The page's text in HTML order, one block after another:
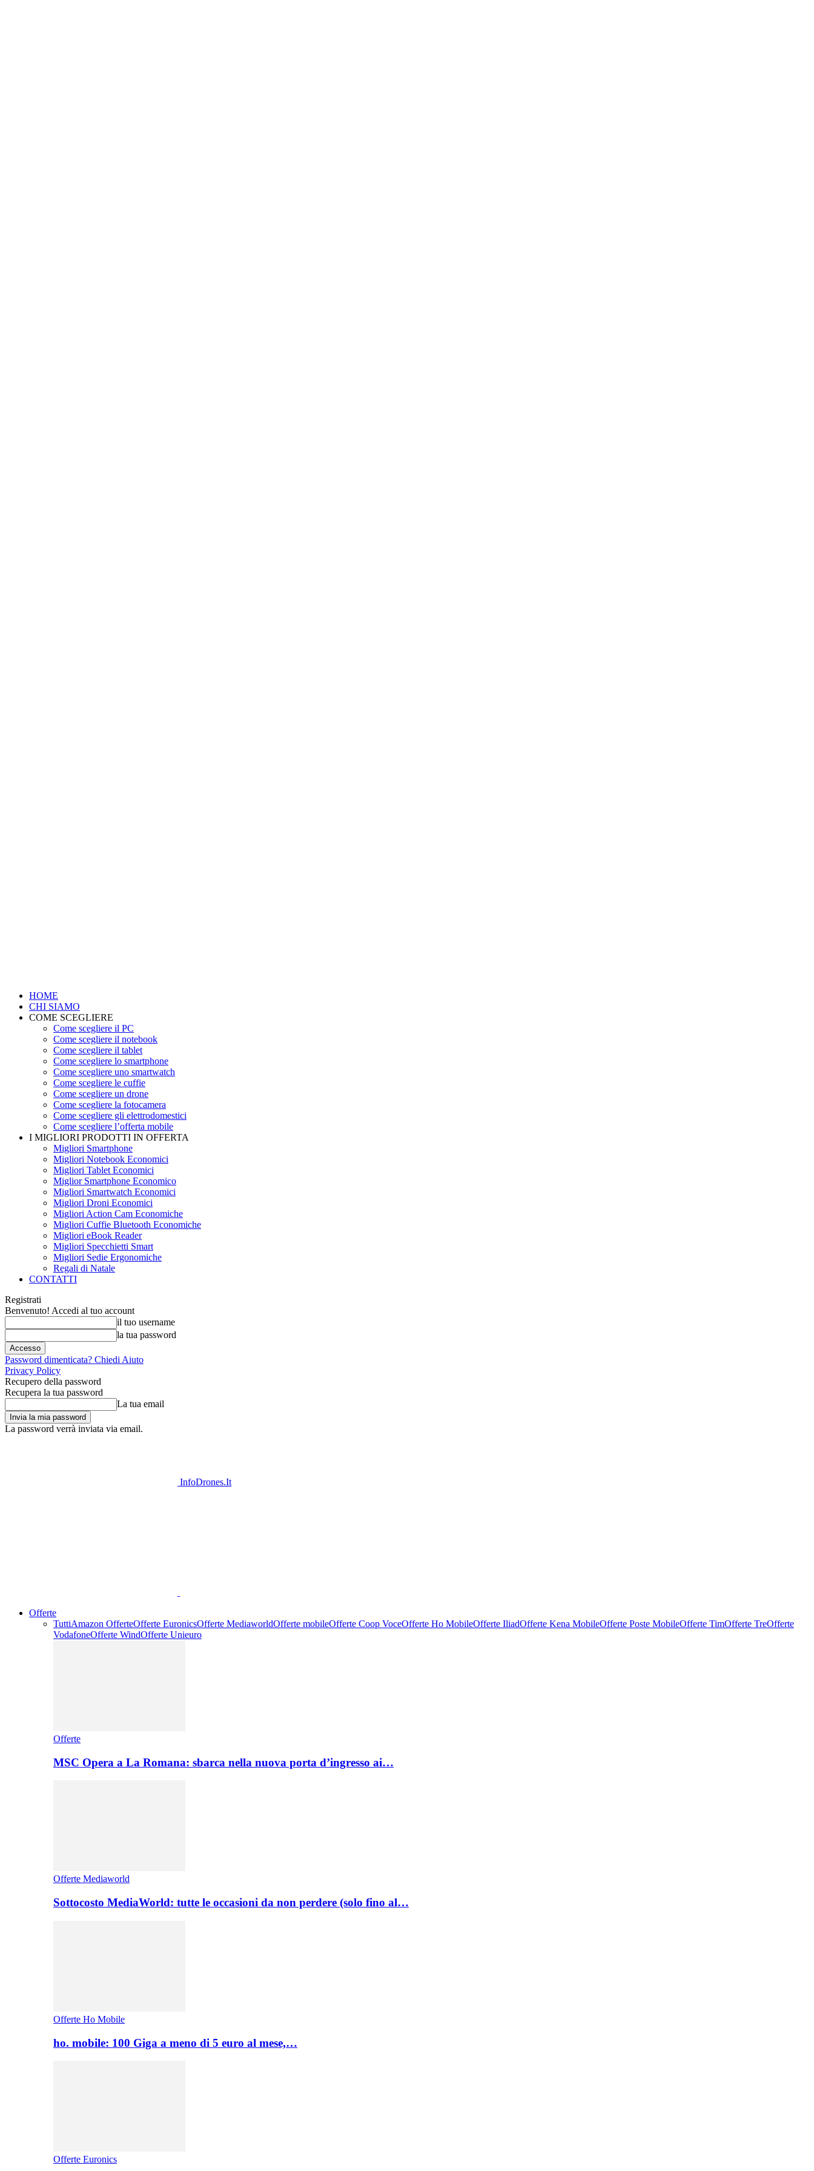
HOME
CHI SIAMO
COME SCEGLIERE
Come scegliere il PC
Come scegliere il notebook
Come scegliere il tablet
Come scegliere lo smartphone
Come scegliere uno smartwatch
Come scegliere le cuffie
Come scegliere un drone
Come scegliere la fotocamera
Come scegliere gli elettrodomestici
Come scegliere l’offerta mobile
I MIGLIORI PRODOTTI IN OFFERTA
Migliori Smartphone
Migliori Notebook Economici
Migliori Tablet Economici
Miglior Smartphone Economico
Migliori Smartwatch Economici
Migliori Droni Economici
Migliori Action Cam Economiche
Migliori Cuffie Bluetooth Economiche
Migliori eBook Reader
Migliori Specchietti Smart
Migliori Sedie Ergonomiche
Regali di Natale
CONTATTI
Registrati
Benvenuto! Accedi al tuo account
il tuo username
la tua password
Password dimenticata? Chiedi Aiuto
Privacy Policy
Recupero della password
Recupera la tua password
La tua email
La password verrà inviata via email.
InfoDrones.It
Offerte
TuttiAmazon OfferteOfferte EuronicsOfferte MediaworldOfferte mobileOfferte Coop VoceOfferte Ho MobileOfferte IliadOfferte Kena MobileOfferte Poste MobileOfferte TimOfferte TreOfferte
VodafoneOfferte WindOfferte Unieuro
Offerte
MSC Opera a La Romana: sbarca nella nuova porta d’ingresso ai…
Offerte Mediaworld
Sottocosto MediaWorld: tutte le occasioni da non perdere (solo fino al…
Offerte Ho Mobile
ho. mobile: 100 Giga a meno di 5 euro al mese,…
Offerte Euronics